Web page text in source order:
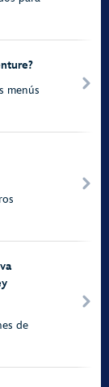
menús
de